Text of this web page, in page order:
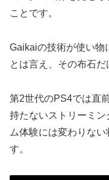
ことです。
Gaikaiの技術が使い物
とは言え、その布石だ
第2世代のPS4では直
持たないストリーミ
ム体験には変わりな
す。